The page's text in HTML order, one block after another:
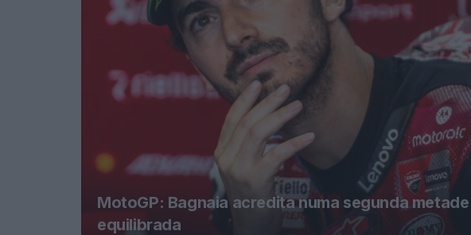
MotoGP: Bagnaia acredita numa segunda
equilibrada